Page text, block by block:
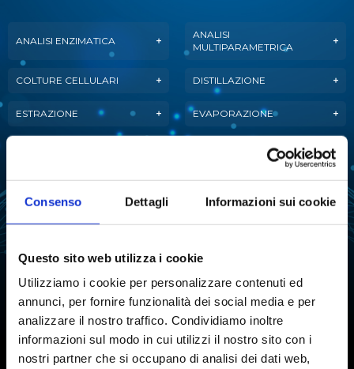
Consenso Dettagli Informazioni sui cookie
Questo sito web utilizza i cookie
Utilizziamo i cookie per personalizzare contenuti ed
annunci, per fornire funzionalità dei social media e per
analizzare il nostro traffico. Condividiamo inoltre
informazioni sul modo in cui utilizzi il nostro sito con i
nostri partner che si occupano di analisi dei dati web,
ANALISI ENZIMATICA
ANALISI
MULTIPARAMETRICA
COLTURE CELLULARI DISTILLAZIONE
ESTRAZIONE EVAPORAZIONE
LIOFILIZZAZIONE
PURIFICAZIONE
ANALISI ATTIVITÀ
TITOLAZIONE